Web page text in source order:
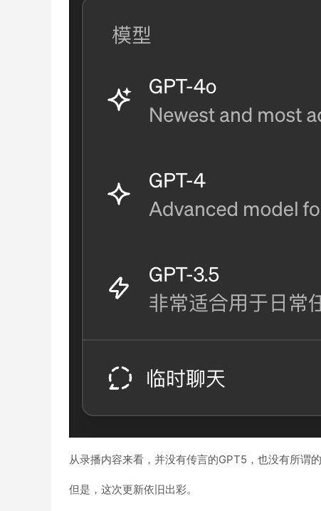
从录播内容来看，并没有传言的GPT5，也没有所谓的
但是，这次更新依旧出彩。